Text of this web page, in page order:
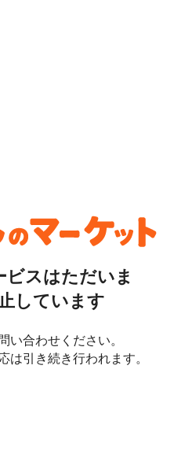
スはただいま
しています
い合わせください。
は引き続き行われます。